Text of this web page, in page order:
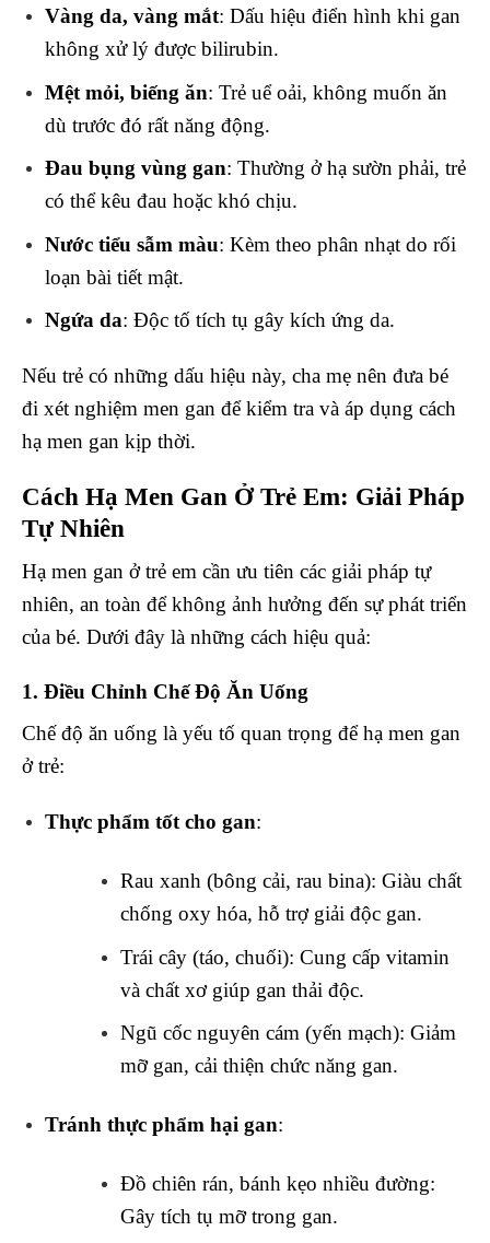
Vàng da, vàng mắt: Dấu hiệu điển hình khi gan
không xử lý được bilirubin.
Mệt mỏi, biếng ăn: Trẻ uể oải, không muốn ăn
dù trước đó rất năng động.
Đau bụng vùng gan: Thường ở hạ sườn phải, trẻ
có thể kêu đau hoặc khó chịu.
Nước tiểu sẫm màu: Kèm theo phân nhạt do rối
loạn bài tiết mật.
Ngứa da: Độc tố tích tụ gây kích ứng da.
Nếu trẻ có những dấu hiệu này, cha mẹ nên đưa bé
đi xét nghiệm men gan để kiểm tra và áp dụng cách
hạ men gan kịp thời.
Cách Hạ Men Gan Ở Trẻ Em: Giải Pháp
Tự Nhiên
Hạ men gan ở trẻ em cần ưu tiên các giải pháp tự
nhiên, an toàn để không ảnh hưởng đến sự phát triển
của bé. Dưới đây là những cách hiệu quả:
1. Điều Chỉnh Chế Độ Ăn Uống
Chế độ ăn uống là yếu tố quan trọng để hạ men gan
ở trẻ:
Thực phẩm tốt cho gan:
Rau xanh (bông cải, rau bina): Giàu chất
chống oxy hóa, hỗ trợ giải độc gan.
Trái cây (táo, chuối): Cung cấp vitamin
và chất xơ giúp gan thải độc.
Ngũ cốc nguyên cám (yến mạch): Giảm
mỡ gan, cải thiện chức năng gan.
Tránh thực phẩm hại gan:
Đồ chiên rán, bánh kẹo nhiều đường:
Gây tích tụ mỡ trong gan.